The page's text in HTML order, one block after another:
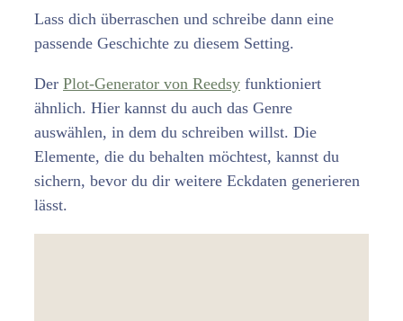
Lass dich überraschen und schreibe dann eine
passende Geschichte zu diesem Setting.
Der Plot-Generator von Reedsy funktioniert
ähnlich. Hier kannst du auch das Genre
auswählen, in dem du schreiben willst. Die
Elemente, die du behalten möchtest, kannst du
sichern, bevor du dir weitere Eckdaten generieren
lässt.